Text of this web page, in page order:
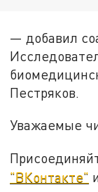
— добавил
Пестряков.
Уважаемые
"ВКонтакте"